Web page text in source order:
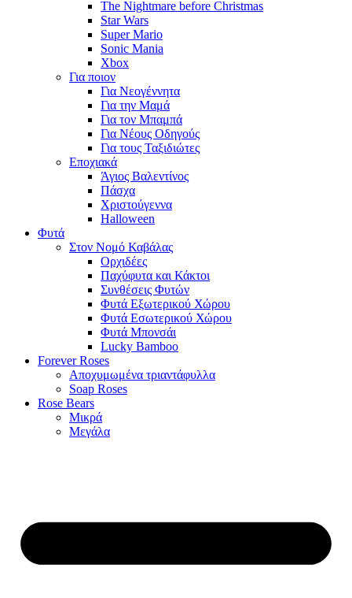
The Nightmare before Christmas
Star Wars
Super Mario
Sonic Mania
Xbox
Για ποιον
Για Νεογέννητα
Για την Μαμά
Για τον Μπαμπά
Για Νέους Οδηγούς
Για τους Ταξιδιώτες
Εποχιακά
Άγιος Βαλεντίνος
Πάσχα
Χριστούγεννα
Halloween
Φυτά
Στον Νομό Καβάλας
Ορχιδέες
Παχύφυτα και Κάκτοι
Συνθέσεις Φυτών
Φυτά Εξωτερικού Χώρου
Φυτά Εσωτερικού Χώρου
Φυτά Μπονσάι
Lucky Bamboo
Forever Roses
Αποχυμωμένα τριαντάφυλλα
Soap Roses
Rose Βears
Μικρά
Μεγάλα